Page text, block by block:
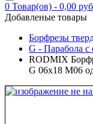
0 Товар(ов) - 0,00 руб
Добавленые товары
Борфрезы
G - Парабола
RODMIX
G 06х18 M06